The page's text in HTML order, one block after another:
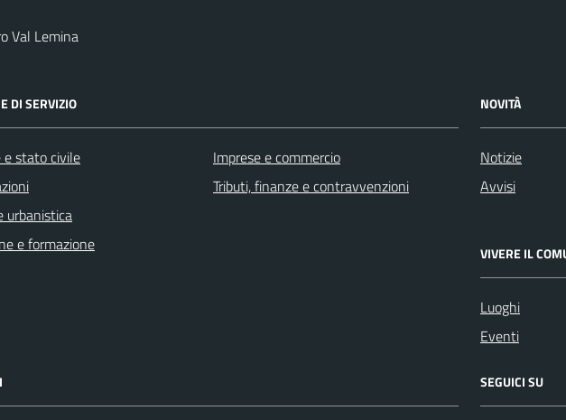
Val Lemina
DI SERVIZIO
e stato civile
urbanistica
e formazione
Imprese e commercio
Tributi, finanze e contravvenzioni
NOVITÀ
Notizie
Avvisi
VIVERE IL
Luoghi
Eventi
SEGUICI SU